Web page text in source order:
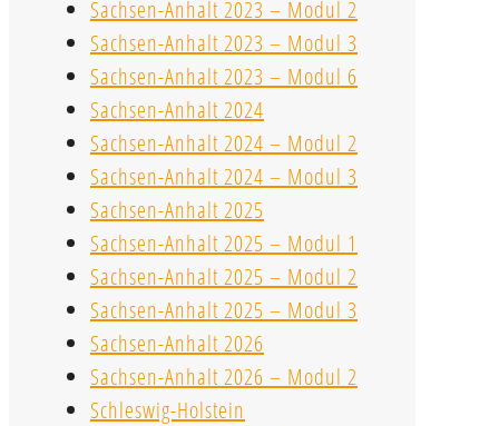
Sachsen-Anhalt 2023 – Modul 2
Sachsen-Anhalt 2023 – Modul 3
Sachsen-Anhalt 2023 – Modul 6
Sachsen-Anhalt 2024
Sachsen-Anhalt 2024 – Modul 2
Sachsen-Anhalt 2024 – Modul 3
Sachsen-Anhalt 2025
Sachsen-Anhalt 2025 – Modul 1
Sachsen-Anhalt 2025 – Modul 2
Sachsen-Anhalt 2025 – Modul 3
Sachsen-Anhalt 2026
Sachsen-Anhalt 2026 – Modul 2
Schleswig-Holstein